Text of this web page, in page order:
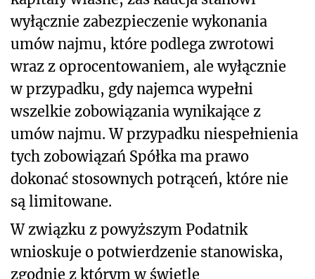
wyłącznie zabezpieczenie wykonania
umów najmu, które podlega zwrotowi
wraz z oprocentowaniem, ale wyłącznie
w przypadku, gdy najemca wypełni
wszelkie zobowiązania wynikające z
umów najmu. W przypadku niespełnienia
tych zobowiązań Spółka ma prawo
dokonać stosownych potrąceń, które nie
są limitowane.
W związku z powyższym Podatnik
wnioskuje o potwierdzenie stanowiska,
zgodnie z którym w świetle